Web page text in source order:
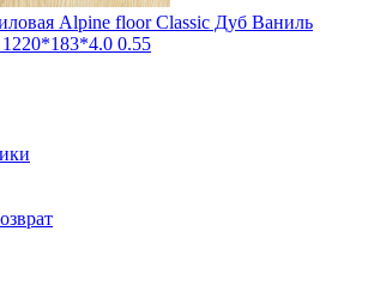
Alpine floor Classic Дуб Ваниль
0.55